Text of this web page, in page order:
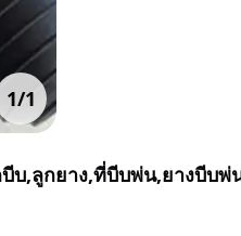
1/1
บ,ลูกยาง,ที่บีบพ่น,ยางบีบพ่